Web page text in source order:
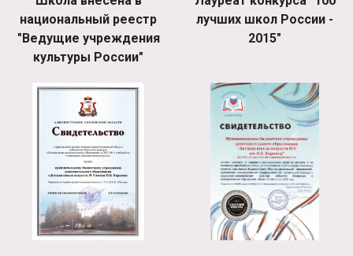
национальный реестр
"Ведущие учреждения
культуры России"
лучших школ России -
2015"